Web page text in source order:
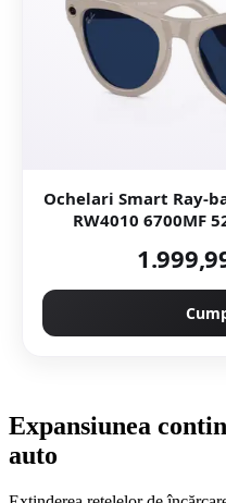
Ochelari Smart Ray-
RW4010 6700MF
Flash,
Expansiunea
auto